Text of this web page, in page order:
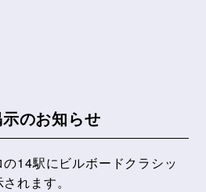
のお知らせ
14駅にビルボードクラシッ
れます。